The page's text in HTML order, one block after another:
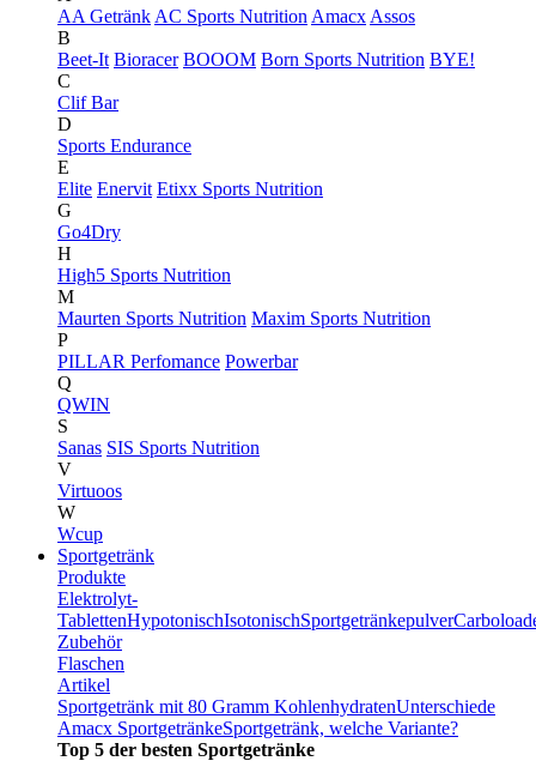
AA Getränk AC Sports Nutrition Amacx Assos
B
Beet-It Bioracer BOOOM Born Sports Nutrition BYE!
C
Clif Bar
D
Sports Endurance
E
Elite Enervit Etixx Sports Nutrition
G
Go4Dry
H
High5 Sports Nutrition
M
Maurten Sports Nutrition Maxim Sports Nutrition
P
PILLAR Perfomance Powerbar
Q
QWIN
S
Sanas SIS Sports Nutrition
V
Virtuoos
W
Wcup
Sportgetränk
Produkte
Elektrolyt-
TablettenHypotonischIsotonischSportgetränkepulver
Zubehör
Flaschen
Artikel
Sportgetränk mit 80 Gramm KohlenhydratenUnterschiede
Amacx SportgetränkeSportgetränk, welche Variante?
Top 5 der besten Sportgetränke